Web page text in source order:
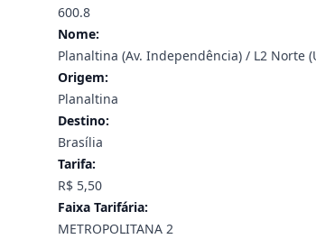
600.8
Nome:
Planaltina (Av. Independência) / L2 Norte
Origem:
Planaltina
Destino:
Brasília
Tarifa:
R$ 5,50
Faixa Tarifária:
METROPOLITANA 2